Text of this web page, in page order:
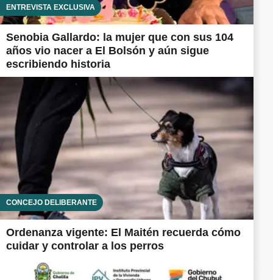
ENTREVISTA EXCLUSIVA
Senobia Gallardo: la mujer que con sus 104
años vio nacer a El Bolsón y aún sigue
escribiendo historia
CONCEJO DELIBERANTE
Ordenanza vigente: El Maitén recuerda cómo
cuidar y controlar a los perros